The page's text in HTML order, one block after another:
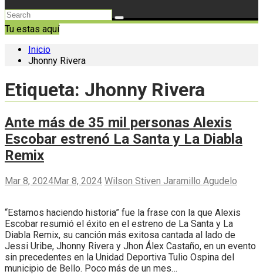
Tu estas aquí
Inicio
Jhonny Rivera
Etiqueta: Jhonny Rivera
Ante más de 35 mil personas Alexis
Escobar estrenó La Santa y La Diabla
Remix
Mar 8, 2024Mar 8, 2024 Wilson Stiven Jaramillo Agudelo
“Estamos haciendo historia” fue la frase con la que Alexis
Escobar resumió el éxito en el estreno de La Santa y La
Diabla Remix, su canción más exitosa cantada al lado de
Jessi Uribe, Jhonny Rivera y Jhon Álex Castaño, en un evento
sin precedentes en la Unidad Deportiva Tulio Ospina del
municipio de Bello. Poco más de un mes…